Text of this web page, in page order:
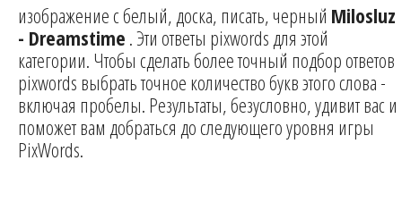
изображение с белый, доска, писать, черный Milosluz
- Dreamstime . Эти ответы pixwords для этой
категории. Чтобы сделать более точный подбор ответов
pixwords выбрать точное количество букв этого слова -
включая пробелы. Результаты, безусловно, удивит вас и
поможет вам добраться до следующего уровня игры
PixWords.